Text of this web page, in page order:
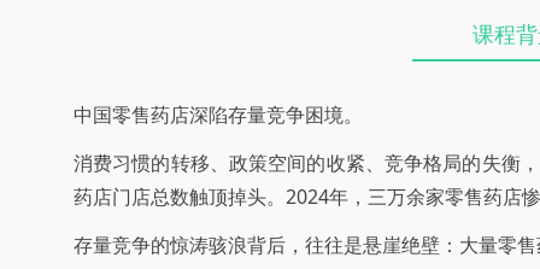
课程
中国零售药店深陷存量竞争困境。
消费习惯的转移、政策空间的收紧、竞争格局的失衡
药店门店总数触顶掉头。2024年，三万余家零售药店
存量竞争的惊涛骇浪背后，往往是悬崖绝壁：大量零